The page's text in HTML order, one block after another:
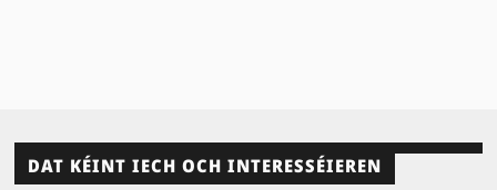
DAT KÉINT IECH OCH INTERESSÉIEREN